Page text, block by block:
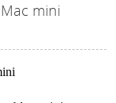
mini